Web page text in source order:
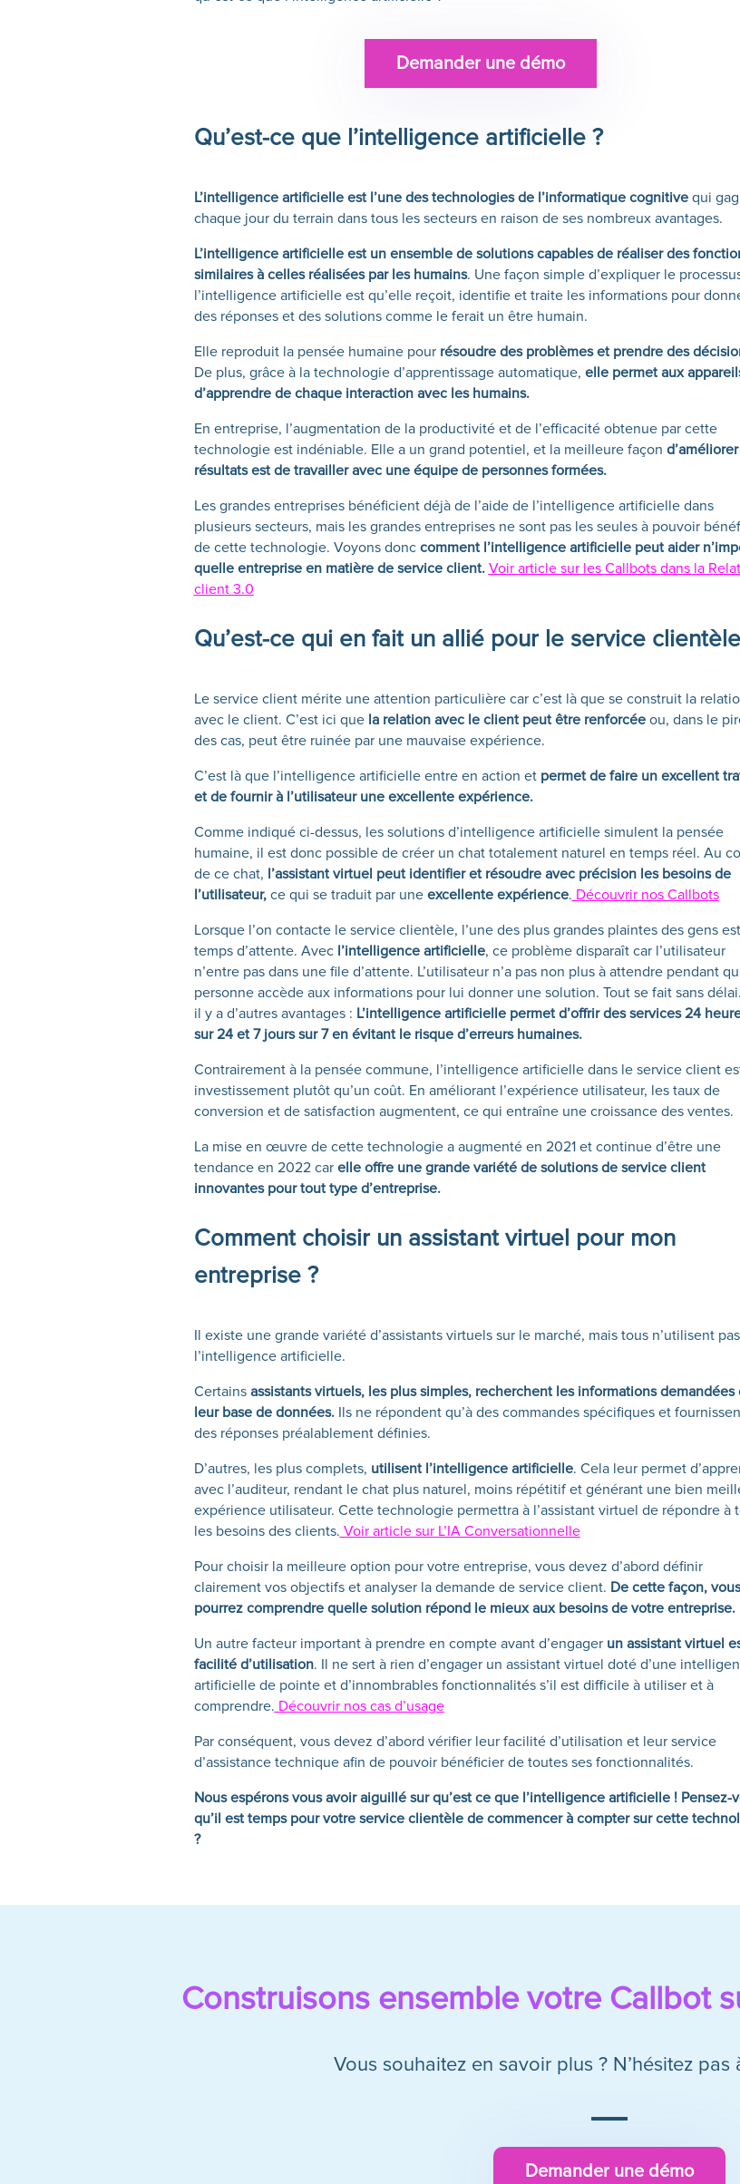
Demander une démo
Qu’est-ce que l’intelligence artificielle ?
L’intelligence artificielle est l’une des technologies de l’informatique cognitivequi
chaque jour du terrain dans tous les secteurs en raison de ses nombreux avantages.
L’intelligence artificielle est un ensemble de solutions capables de réaliser des
similaires à celles réalisées par les humains. Une façon simple d’expliquer le
l’intelligence artificielle est qu’elle reçoit, identifie et traite les informations pour
des réponses et des solutions comme le ferait un être humain.
Elle reproduit la pensée humaine pour résoudre des problèmes et prendre des
De plus, grâce à la technologie d’apprentissage automatique, elle permet aux
d’apprendre de chaque interaction avec les humains.
En entreprise, l’augmentation de la productivité et de l’efficacité obtenue par cette
technologie est indéniable. Elle a un grand potentiel, et la meilleure façon
résultats est de travailler avec une équipe de personnes formées.
Les grandes entreprises bénéficient déjà de l’aide de l’intelligence artificielle dans
plusieurs secteurs, mais les grandes entreprises ne sont pas les seules à pouvoir
de cette technologie. Voyons donc comment l’intelligence artificielle peut aider
quelle entreprise en matière de service client. Voir article sur les Callbots dans la
client 3.0
Qu’est-ce qui en fait un allié pour le service
Le service client mérite une attention particulière car c’est là que se construit la
avec le client. C’est ici quela relation avec le client peut être renforcéeou, dans le
des cas, peut être ruinée par une mauvaise expérience.
C’est là que l’intelligence artificielle entre en action et permet de faire un excellent
et de fournir à l’utilisateur une excellente expérience.
Comme indiqué ci-dessus, les solutions d’intelligence artificielle simulent la pensée
humaine, il est donc possible de créer un chat totalement naturel en temps réel. Au
de ce chat, l’assistant virtuel peut identifier et résoudre avec précision les besoins de
l’utilisateur,ce qui se traduit par une excellente expérience. Découvrir nos Callbots
Lorsque l’on contacte le service clientèle, l’une des plus grandes plaintes des gens
temps d’attente. Avecl’intelligence artificielle, ce problème disparaît car l’utilisateur
n’entre pas dans une file d’attente. L’utilisateur n’a pas non plus à attendre pendant
personne accède aux informations pour lui donner une solution. Tout se fait sans
il y a d’autres avantages : L’intelligence artificielle permet d’offrir des services 24
sur 24 et 7 jours sur 7 en évitant le risque d’erreurs humaines.
Contrairement à la pensée commune, l’intelligence artificielle dans le service client
investissement plutôt qu’un coût. En améliorant l’expérience utilisateur, les taux de
conversion et de satisfaction augmentent, ce qui entraîne une croissance des ventes.
La mise en œuvre de cette technologie a augmenté en 2021 et continue d’être une
tendance en 2022 car elle offre une grande variété de solutions de service client
innovantes pour tout type d’entreprise.
Comment choisir un assistant virtuel pour mon
entreprise ?
Il existe une grande variété d’assistants virtuels sur le marché, mais tous n’utilisent pas
l’intelligence artificielle.
Certains assistants virtuels, les plus simples, recherchent les informations demandées
leur base de données.Ils ne répondent qu’à des commandes spécifiques et
des réponses préalablement définies.
D’autres, les plus complets, utilisent l’intelligence artificielle. Cela leur permet
avec l’auditeur, rendant le chat plus naturel, moins répétitif et générant une bien
expérience utilisateur. Cette technologie permettra à l’assistant virtuel de répondre à
les besoins des clients. Voir article sur L’IA Conversationnelle
Pour choisir la meilleure option pour votre entreprise, vous devez d’abord définir
clairement vos objectifs et analyser la demande de service client. De cette façon, vous
pourrez comprendre quelle solution répond le mieux aux besoins de votre entreprise.
Un autre facteur important à prendre en compte avant d’engager un assistant virtuel
facilité d’utilisation. Il ne sert à rien d’engager un assistant virtuel doté d’une
artificielle de pointe et d’innombrables fonctionnalités s’il est difficile à utiliser et à
comprendre. Découvrir nos cas d’usage
Par conséquent, vous devez d’abord vérifier leur facilité d’utilisation et leur service
d’assistance technique afin de pouvoir bénéficier de toutes ses fonctionnalités.
Nous espérons vous avoir aiguillé sur qu’est ce que l’intelligence artificielle ! Pensez-
qu’il est temps pour votre service clientèle de commencer à compter sur cette
?
Construisons ensemble votre Callbot
Vous souhaitez en savoir plus ? N’hésitez
Demander une démo